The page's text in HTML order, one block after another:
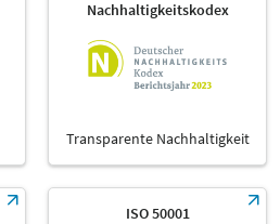
Nachhaltigkeitskodex
Transparente Nachhaltigkeit
ISO 50001